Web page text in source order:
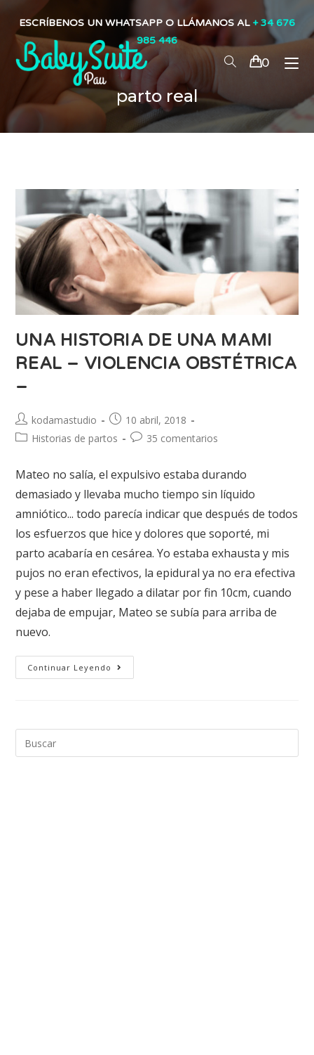
ESCRÍBENOS UN WHATSAPP O LLÁMANOS AL + 34 676
985 446
0
parto real
UNA HISTORIA DE UNA MAMI
REAL – VIOLENCIA OBSTÉTRICA
–
kodamastudio
10 abril, 2018
Historias de partos
35 comentarios
Mateo no salía, el expulsivo estaba durando
demasiado y llevaba mucho tiempo sin líquido
amniótico... todo parecía indicar que después de todos
los esfuerzos que hice y dolores que soporté, mi
parto acabaría en cesárea. Yo estaba exhausta y mis
pujos no eran efectivos, la epidural ya no era efectiva
y pese a haber llegado a dilatar por fin 10cm, cuando
dejaba de empujar, Mateo se subía para arriba de
nuevo.
Continuar Leyendo